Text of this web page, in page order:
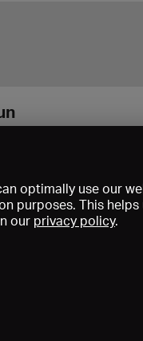
optimally use our
purposes. This
our privacy policy.